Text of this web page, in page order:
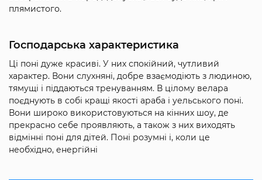
плямистого.
Господарська характеристика
Ці поні дуже красиві. У них спокійний, чутливий
характер. Вони слухняні, добре взаємодіють з людиною,
тямущі і піддаються тренуванням. В цілому велара
поєднують в собі кращі якості араба і уельського поні.
Вони широко використовуються на кінних шоу, де
прекрасно себе проявляють, а також з них виходять
відмінні поні для дітей. Поні розумні і, коли це
необхідно, енергійні